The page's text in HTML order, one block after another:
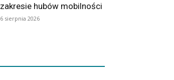
zakresie hubów mobilności
6 sierpnia 2026